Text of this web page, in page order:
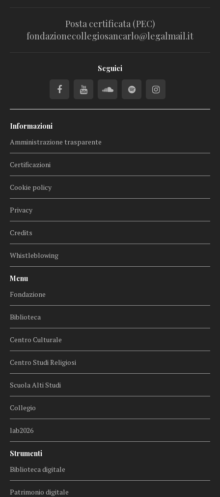
Posta certificata (PEC)
fondazionecollegiosancarlo@legalmail.it
Seguici
Informazioni
Amministrazione trasparente
Certificazioni
Cookie policy
Privacy
Credits
Whistleblowing
Menu
Fondazione
Biblioteca
Centro Culturale
Centro Studi Religiosi
Scuola Alti Studi
Collegio
lab2026
Strumenti
Biblioteca digitale
Patrimonio digitale